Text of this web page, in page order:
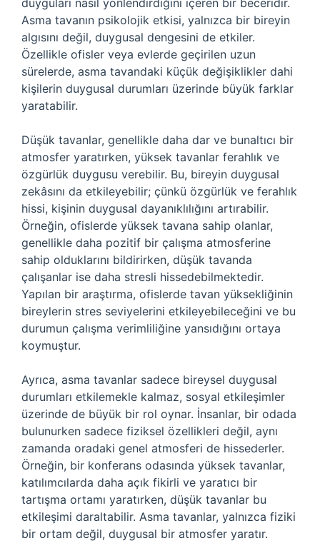
duyguları nasıl yönlendirdiğini içeren bir beceridir.
Asma tavanın psikolojik etkisi, yalnızca bir bireyin
algısını değil, duygusal dengesini de etkiler.
Özellikle ofisler veya evlerde geçirilen uzun
sürelerde, asma tavandaki küçük değişiklikler dahi
kişilerin duygusal durumları üzerinde büyük farklar
yaratabilir.
Düşük tavanlar, genellikle daha dar ve bunaltıcı bir
atmosfer yaratırken, yüksek tavanlar ferahlık ve
özgürlük duygusu verebilir. Bu, bireyin duygusal
zekâsını da etkileyebilir; çünkü özgürlük ve ferahlık
hissi, kişinin duygusal dayanıklılığını artırabilir.
Örneğin, ofislerde yüksek tavana sahip olanlar,
genellikle daha pozitif bir çalışma atmosferine
sahip olduklarını bildirirken, düşük tavanda
çalışanlar ise daha stresli hissedebilmektedir.
Yapılan bir araştırma, ofislerde tavan yüksekliğinin
bireylerin stres seviyelerini etkileyebileceğini ve bu
durumun çalışma verimliliğine yansıdığını ortaya
koymuştur.
Ayrıca, asma tavanlar sadece bireysel duygusal
durumları etkilemekle kalmaz, sosyal etkileşimler
üzerinde de büyük bir rol oynar. İnsanlar, bir odada
bulunurken sadece fiziksel özellikleri değil, aynı
zamanda oradaki genel atmosferi de hissederler.
Örneğin, bir konferans odasında yüksek tavanlar,
katılımcılarda daha açık fikirli ve yaratıcı bir
tartışma ortamı yaratırken, düşük tavanlar bu
etkileşimi daraltabilir. Asma tavanlar, yalnızca fiziki
bir ortam değil, duygusal bir atmosfer yaratır.